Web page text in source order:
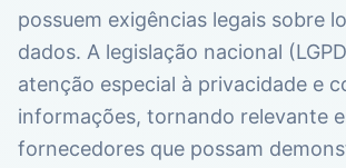
possuem exigências legais sobre
dados. A legislação nacional
atenção especial à privacidade e
informações, tornando relevante
fornecedores que possam